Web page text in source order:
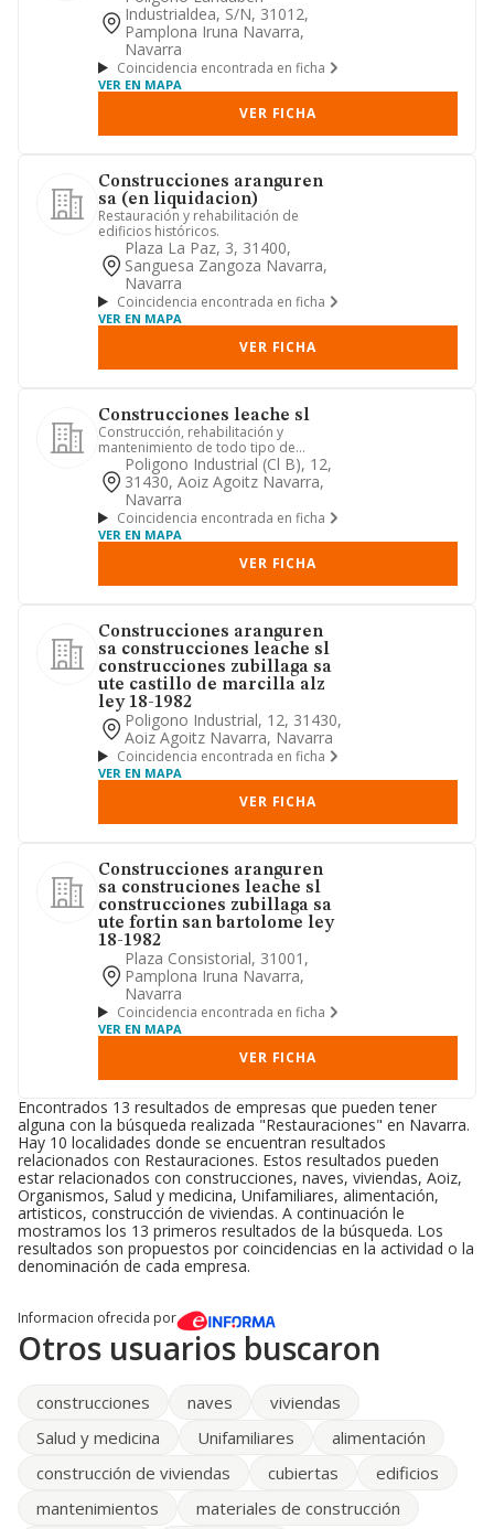
Industrialdea, S/n, 31012,
Pamplona Iruna Navarra,
Navarra
Coincidencia encontrada en ficha
VER EN MAPA
VER FICHA
Construcciones aranguren
sa (en liquidacion)
Restauración y rehabilitación de
edificios históricos.
Plaza La Paz, 3, 31400,
Sanguesa Zangoza Navarra,
Navarra
Coincidencia encontrada en ficha
VER EN MAPA
VER FICHA
Construcciones leache sl
Construcción, rehabilitación y
mantenimiento de todo tipo de
edificaciones.
Poligono Industrial (cl B), 12,
31430, Aoiz Agoitz Navarra,
Navarra
Coincidencia encontrada en ficha
VER EN MAPA
VER FICHA
Construcciones aranguren
sa construcciones leache sl
construcciones zubillaga sa
ute castillo de marcilla alz
ley 18-1982
Poligono Industrial, 12, 31430,
Aoiz Agoitz Navarra, Navarra
Coincidencia encontrada en ficha
VER EN MAPA
VER FICHA
Construcciones aranguren
sa construciones leache sl
construcciones zubillaga sa
ute fortin san bartolome ley
18-1982
Plaza Consistorial, 31001,
Pamplona Iruna Navarra,
Navarra
Coincidencia encontrada en ficha
VER EN MAPA
VER FICHA
Encontrados 13 resultados de empresas que pueden tener
alguna con la búsqueda realizada "Restauraciones" en Navarra.
Hay 10 localidades donde se encuentran resultados
relacionados con Restauraciones. Estos resultados pueden
estar relacionados con construcciones, naves, viviendas, Aoiz,
Organismos, Salud y medicina, Unifamiliares, alimentación,
artisticos, construcción de viviendas. A continuación le
mostramos los 13 primeros resultados de la búsqueda. Los
resultados son propuestos por coincidencias en la actividad o la
denominación de cada empresa.
Informacion ofrecida por
Otros usuarios buscaron
construcciones naves
viviendas
Salud y medicina
Unifamiliares
alimentación
construcción de viviendas
cubiertas
edificios
mantenimientos
materiales de construcción